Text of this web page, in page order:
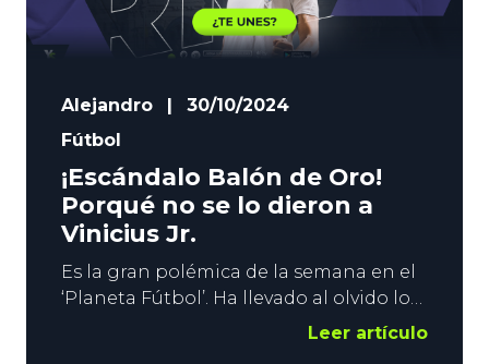
Alejandro |
30/10/2024
Fútbol
¡Escándalo Balón de Oro!
Porqué no se lo dieron a
Vinicius Jr.
Es la gran polémica de la semana en el
‘Planeta Fútbol’. Ha llevado al olvido lo
sucedido en la Champions League y en
Leer artículo